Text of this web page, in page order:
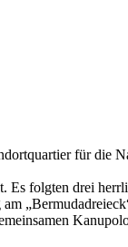
für die
Es folgten drei